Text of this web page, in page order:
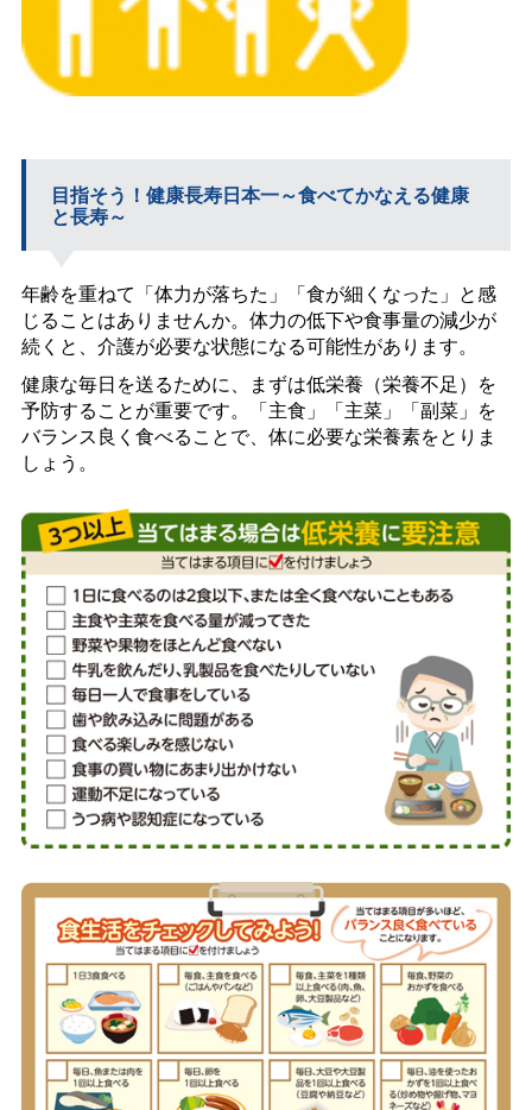
目指そう！健康長寿日本一～食べてかなえる健康
と長寿～
年齢を重ねて「体力が落ちた」「食が細くなった」と感
じることはありませんか。体力の低下や食事量の減少が
続くと、介護が必要な状態になる可能性があります。
健康な毎日を送るために、まずは低栄養（栄養不足）を
予防することが重要です。「主食」「主菜」「副菜」を
バランス良く食べることで、体に必要な栄養素をとりま
しょう。